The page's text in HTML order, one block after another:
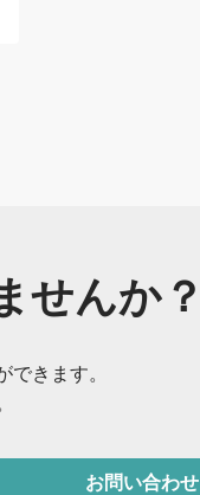
せんか？
きます。
お問い合わせ